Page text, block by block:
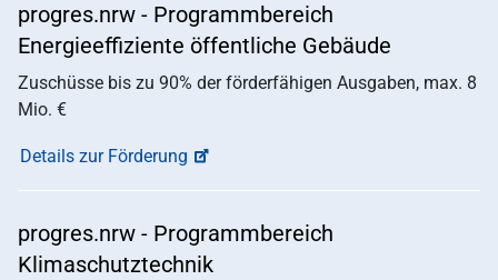
progres.nrw - Programmbereich
Energieeffiziente öffentliche Gebäude
Zuschüsse bis zu 90% der förderfähigen Ausgaben, max. 8
Mio. €
Details zur Förderung
progres.nrw - Programmbereich
Klimaschutztechnik